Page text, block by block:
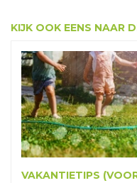
KIJK OOK EENS NAAR
VAKANTIETIPS